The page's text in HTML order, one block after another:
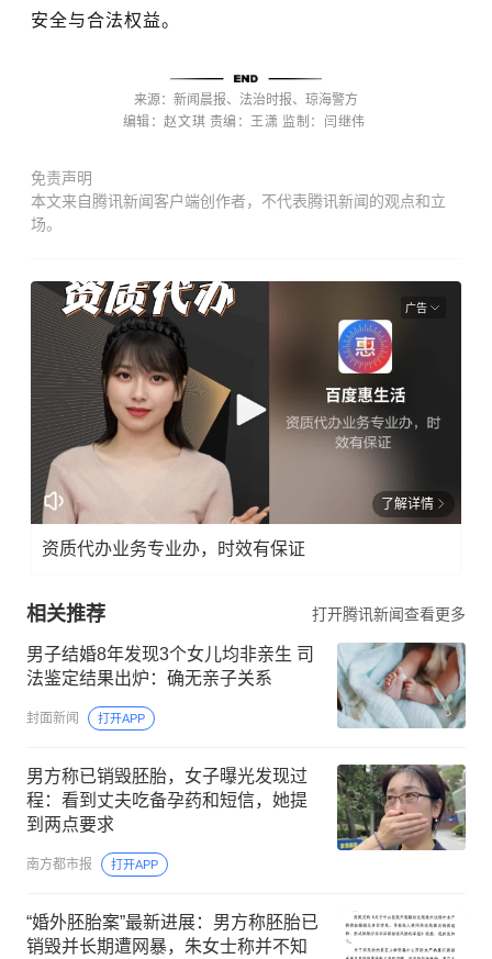
安全与合法权益。
来源： 新闻晨报、法治时报、琼海警方
编辑：赵文琪 责编：王潇 监制： 闫继伟
免责声明
本文来自腾讯新闻客户端创作者，不代表腾讯新闻的观点和立
场。
广告
了解详情
资质代办业务专业办，时效有保证
相关推荐 打开腾讯新闻查看更多
男子结婚8年发现3个女儿均非亲生 司
法鉴定结果出炉：确无亲子关系
封面新闻 打开APP
男方称已销毁胚胎，女子曝光发现过
程：看到丈夫吃备孕药和短信，她提
到两点要求
南方都市报 打开APP
“婚外胚胎案”最新进展：男方称胚胎已
销毁并长期遭网暴，朱女士称并不知